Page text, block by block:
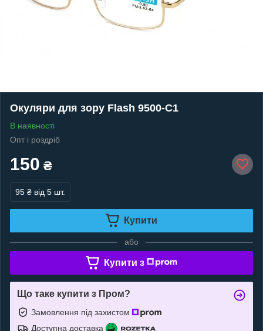
Окуляри для зору Flash 9500-С1
В наявності
Опт і роздріб
150 ₴
95 ₴ від 5 шт.
Купити
або
Купити з
Що таке купити з Пром?
Замовлення під захистом
Доступна доставка